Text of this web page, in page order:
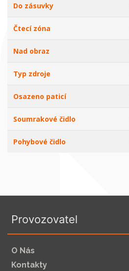
Do zásuvky
Čtecí zóna
Nad obraz
Typ zdroje
Osazeno paticí
Soumrakové čidlo
Pohybové čidlo
Provozovatel
O Nás
Kontakty